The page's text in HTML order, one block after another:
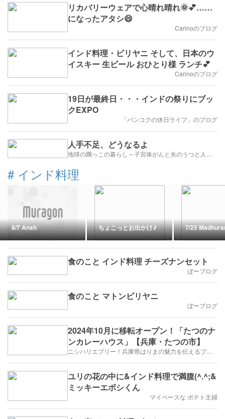
リカバリーウェアで心晴れ晴れ🌞💕……
になったアタシ😄
Carinoのブログ
インド料理・ビリヤニ そして、日本のウ
イスキー 生ビール おひとり様 ランチ💕
Carinoのブログ
19日が最終日・・・インドの祭りにブッ
クEXPO
「バンコクの休日ライフ」のブログ
人手不足、どうなるよ
# インド料理
8/7 Ansh ちょこっとお出かけ♪ 7/25
食のこと インド料理 チーズナンセット
ぼーブログ
食のこと マトンビリヤニ
ぼーブログ
2024年10月に移転オープン！「たつのナ
ンカレーハウス」【兵庫・たつの市】
ユリの花の中に&インド料理で満腹(^.^;&
ミッキーエボシくん
マイペースな ポテト主婦